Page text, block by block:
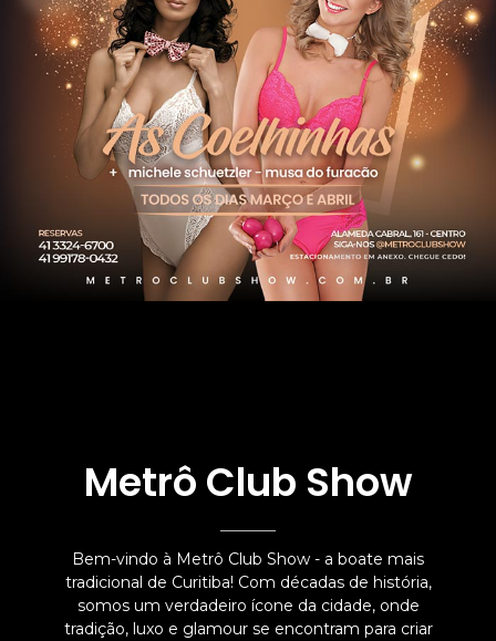
Metrô Club Show
Bem-vindo à Metrô Club Show - a boate mais
tradicional de Curitiba! Com décadas de história,
somos um verdadeiro ícone da cidade, onde
tradição, luxo e glamour se encontram para criar